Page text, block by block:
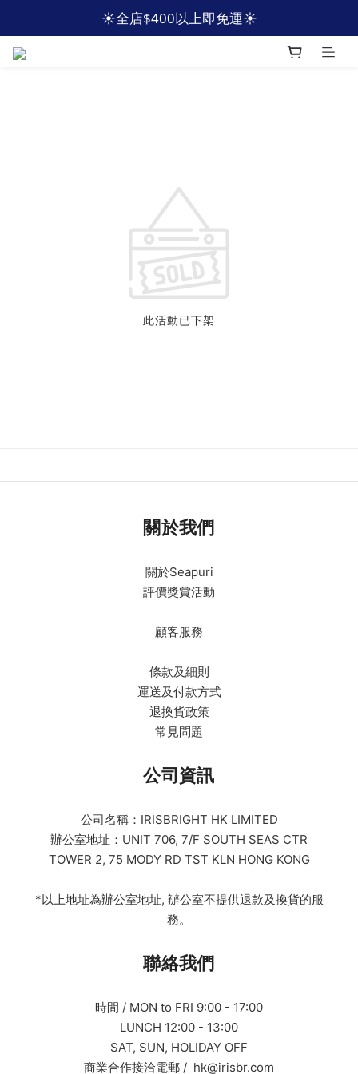
☀️全店$400以上即免運☀️
☀️全店$400以上即免運☀️
此活動已下架
關於我們
關於Seapuri
評價獎賞活動
顧客服務
條款及細則
運送及付款方式
退換貨政策
常見問題
公司資訊
公司名稱：IRISBRIGHT HK LIMITED
辦公室地址：UNIT 706, 7/F SOUTH SEAS CTR
TOWER 2, 75 MODY RD TST KLN HONG KONG
*以上地址為辦公室地址, 辦公室不提供退款及換貨的服
務。
聯絡我們
時間 / MON to FRI 9:00 - 17:00
LUNCH 12:00 - 13:00
SAT, SUN, HOLIDAY OFF
商業合作接洽電郵 / hk@irisbr.com